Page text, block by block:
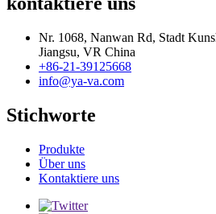
Nr. 1068, Nanwan Rd, Stadt
Jiangsu, VR China
+86-21-39125668
info@ya-va.com
Stichworte
Produkte
Über uns
Kontaktiere uns